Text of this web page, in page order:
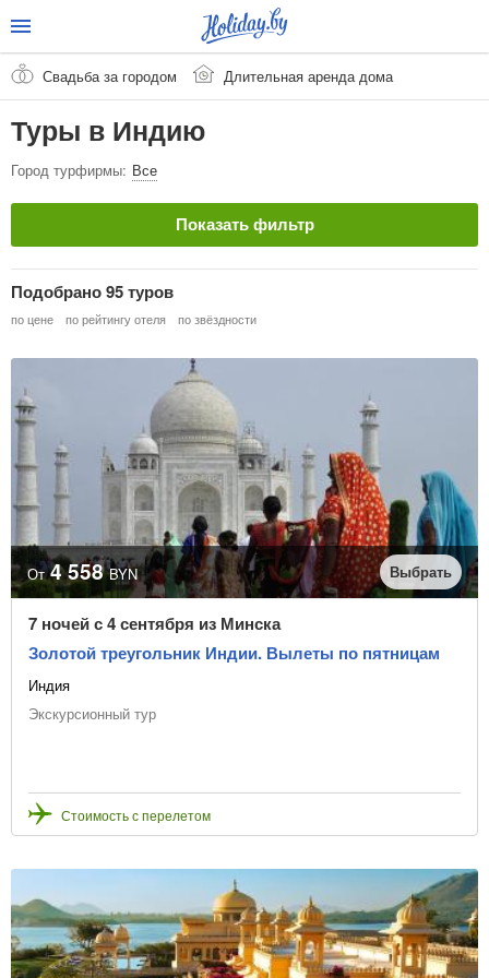
Свадьба за городом Длительная аренда дома
Туры в Индию
Город турфирмы: Все
Показать фильтр
Индия
Город / Курорт
Тип тура
Отправление из
Даты начала туров
или выбрать месяц начала туров
Цена, BYN
В рассрочку
Точная цена
Подобрано 95 туров
по цене по рейтингу отеля по звёздности
От 4 558 BYN Выбрать
7 ночей с 4 сентября из Минска
Золотой треугольник Индии. Вылеты по пятницам
Индия
Экскурсионный тур
Стоимость с перелетом